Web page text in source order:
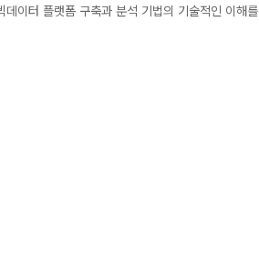
이터 플랫폼 구축과 분석 기법의 기술적인 이해를